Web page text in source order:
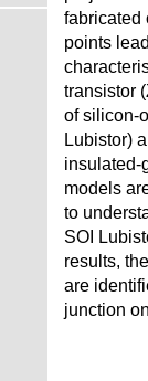
fabricated
points
transistor
of silicon-
Lubistor)
insulated-
models
to
SOI
results,
are
junction